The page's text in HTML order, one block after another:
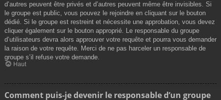
d’autres peuvent être privés et d’autres peuvent même être invisibles. Si
le groupe est public, vous pouvez le rejoindre en cliquant sur le bouton
dédié. Si le groupe est restreint et nécessite une approbation, vous devez
cliquer également sur le bouton approprié. Le responsable du groupe
d’utilisateurs devra alors approuver votre requête et pourra vous demander
la raison de votre requête. Merci de ne pas harceler un responsable de
groupe s’il refuse votre demande.
Haut
Comment puis-je devenir le responsable d’un groupe